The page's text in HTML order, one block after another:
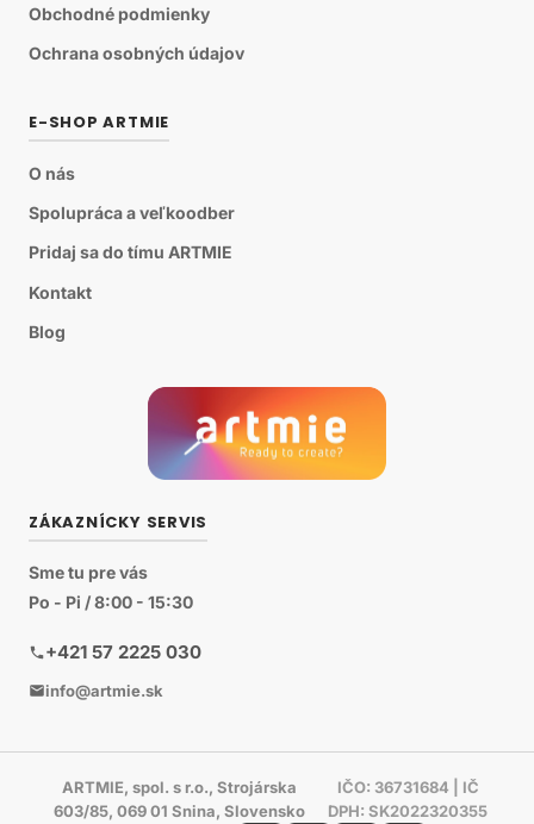
Obchodné podmienky
Ochrana osobných údajov
E-SHOP ARTMIE
O nás
Spolupráca a veľkoodber
Pridaj sa do tímu ARTMIE
Kontakt
Blog
ZÁKAZNÍCKY SERVIS
Sme tu pre vás
Po - Pi / 8:00 - 15:30
+421 57 2225 030
info@artmie.sk
ARTMIE, spol. s r.o., Strojárska
603/85, 069 01 Snina, Slovensko
IČO: 36731684 | IČ
DPH: SK2022320355